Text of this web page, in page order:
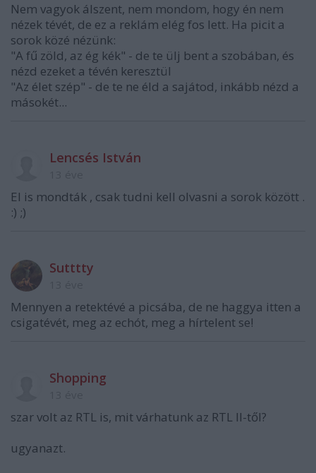
Nem vagyok álszent, nem mondom, hogy én nem
nézek tévét, de ez a reklám elég fos lett. Ha picit a
sorok közé nézünk:
"A fű zöld, az ég kék" - de te ülj bent a szobában, és
nézd ezeket a tévén keresztül
"Az élet szép" - de te ne éld a sajátod, inkább nézd a
másokét...
Lencsés István
El is mondták , csak tudni kell olvasni a sorok között .
:) ;)
Sutttty
Mennyen a retektévé a picsába, de ne haggya itten a
csigatévét, meg az echót, meg a hírtelent se!
Shopping
szar volt az RTL is, mit várhatunk az RTL II-től?
ugyanazt.